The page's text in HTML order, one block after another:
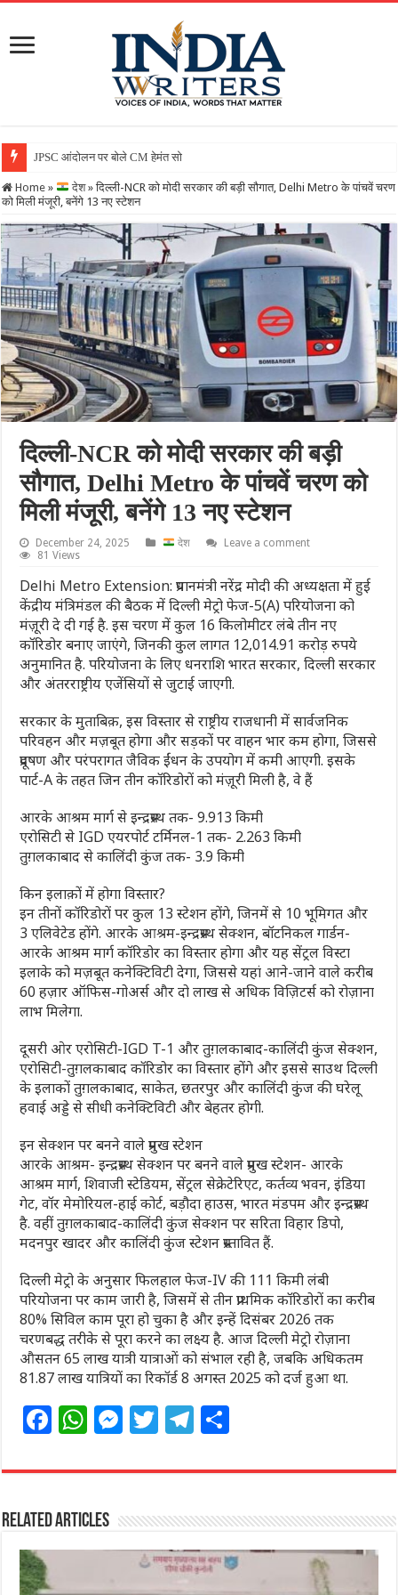
JPSC आंदोलन पर बोले CM हेमंत सोरेन, कहा- सरकार गंभीर, जांच जारी,
Home » देश » दिल्ली-NCR को मोदी सरकार की बड़ी सौगात, Delhi Metro के पांचवें चरण
को मिली मंजूरी, बनेंगे 13 नए स्टेशन
दिल्ली-NCR को मोदी सरकार की बड़ी
सौगात, Delhi Metro के पांचवें चरण को
मिली मंजूरी, बनेंगे 13 नए स्टेशन
December 24, 2025 देश
Leave a comment
81 Views
Delhi Metro Extension: प्रधानमंत्री नरेंद्र मोदी की अध्यक्षता में हुई
केंद्रीय मंत्रिमंडल की बैठक में दिल्ली मेट्रो फेज-5(A) परियोजना को
मंज़ूरी दे दी गई है. इस चरण में कुल 16 किलोमीटर लंबे तीन नए
कॉरिडोर बनाए जाएंगे, जिनकी कुल लागत 12,014.91 करोड़ रुपये
अनुमानित है. परियोजना के लिए धनराशि भारत सरकार, दिल्ली सरकार
और अंतरराष्ट्रीय एजेंसियों से जुटाई जाएगी.
सरकार के मुताबिक़, इस विस्तार से राष्ट्रीय राजधानी में सार्वजनिक
परिवहन और मज़बूत होगा और सड़कों पर वाहन भार कम होगा, जिससे
प्रदूषण और परंपरागत जैविक ईंधन के उपयोग में कमी आएगी. इसके
पार्ट-A के तहत जिन तीन कॉरिडोरों को मंज़ूरी मिली है, वे हैं
आरके आश्रम मार्ग से इन्द्रप्रस्थ तक- 9.913 किमी
एरोसिटी से IGD एयरपोर्ट टर्मिनल-1 तक- 2.263 किमी
तुग़लकाबाद से कालिंदी कुंज तक- 3.9 किमी
किन इलाक़ों में होगा विस्तार?
इन तीनों कॉरिडोरों पर कुल 13 स्टेशन होंगे, जिनमें से 10 भूमिगत और
3 एलिवेटेड होंगे. आरके आश्रम-इन्द्रप्रस्थ सेक्शन, बॉटनिकल गार्डन-
आरके आश्रम मार्ग कॉरिडोर का विस्तार होगा और यह सेंट्रल विस्टा
इलाके को मज़बूत कनेक्टिविटी देगा, जिससे यहां आने-जाने वाले करीब
60 हज़ार ऑफिस-गोअर्स और दो लाख से अधिक विज़िटर्स को रोज़ाना
लाभ मिलेगा.
दूसरी ओर एरोसिटी-IGD T-1 और तुग़लकाबाद-कालिंदी कुंज सेक्शन,
एरोसिटी-तुग़लकाबाद कॉरिडोर का विस्तार होंगे और इससे साउथ दिल्ली
के इलाकों तुग़लकाबाद, साकेत, छतरपुर और कालिंदी कुंज की घरेलू
हवाई अड्डे से सीधी कनेक्टिविटी और बेहतर होगी.
इन सेक्शन पर बनने वाले प्रमुख स्टेशन
आरके आश्रम- इन्द्रप्रस्थ सेक्शन पर बनने वाले प्रमुख स्टेशन- आरके
आश्रम मार्ग, शिवाजी स्टेडियम, सेंट्रल सेक्रेटेरिएट, कर्तव्य भवन, इंडिया
गेट, वॉर मेमोरियल-हाई कोर्ट, बड़ौदा हाउस, भारत मंडपम और इन्द्रप्रस्थ
है. वहीं तुग़लकाबाद-कालिंदी कुंज सेक्शन पर सरिता विहार डिपो,
मदनपुर खादर और कालिंदी कुंज स्टेशन प्रस्तावित हैं.
दिल्ली मेट्रो के अनुसार फिलहाल फेज-IV की 111 किमी लंबी
परियोजना पर काम जारी है, जिसमें से तीन प्राथमिक कॉरिडोरों का करीब
80% सिविल काम पूरा हो चुका है और इन्हें दिसंबर 2026 तक
चरणबद्ध तरीके से पूरा करने का लक्ष्य है. आज दिल्ली मेट्रो रोज़ाना
औसतन 65 लाख यात्री यात्राओं को संभाल रही है, जबकि अधिकतम
81.87 लाख यात्रियों का रिकॉर्ड 8 अगस्त 2025 को दर्ज हुआ था.
F
c
e
b
o
W
at
s
A
p
M
ss
n
g
T
itt
r
T
e
ra
m
ar
Related Articles